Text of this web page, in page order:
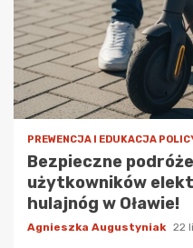
PREWENCJA I EDUKACJA
Bezpieczne
użytkowników
hulajnóg w Oławie!
Agnieszka Augustyniak 22